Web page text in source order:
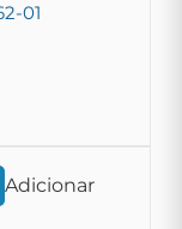
01
Adicionar